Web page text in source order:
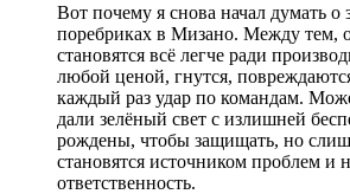
Вот почему я снова начал думать о
поребриках в Мизано. Между тем,
становятся всё легче ради
любой ценой, гнутся,
каждый раз удар по командам.
дали зелёный свет с излишней
рождены, чтобы защищать, но
становятся источником проблем и
ответственность.